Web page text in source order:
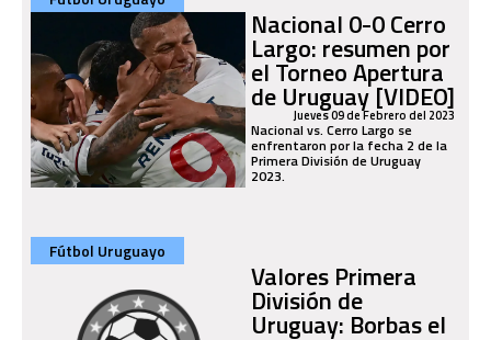
Nacional 0-0 Cerro
Largo: resumen por
el Torneo Apertura
de Uruguay [VIDEO]
Jueves 09 de Febrero del 2023
Nacional vs. Cerro Largo se
enfrentaron por la fecha 2 de la
Primera División de Uruguay
2023.
Fútbol Uruguayo
Valores Primera
División de
Uruguay: Borbas el